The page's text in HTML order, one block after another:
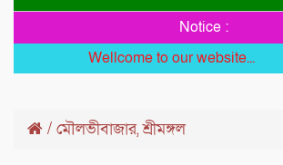
Notice :
Wellcome to our website...
/ মৌলভীবাজার,শ্রীমঙ্গল